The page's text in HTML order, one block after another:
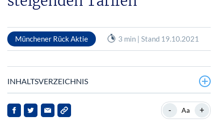
Münchener Rück Aktie 3 min | Stand 19.10.2021
INHALTSVERZEICHNIS
Versicherte Flutschäden im zweistelligen
Milliardenbereich?
- Aa +